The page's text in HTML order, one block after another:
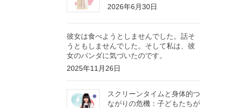
2026年6月30日
彼女は食べようとしませんでした。話そ
うともしませんでした。そして私は、彼
女のパンダに気づいたのです。
2025年11月26日
スクリーンタイムと身体的つ
ながりの危機：子どもたちが